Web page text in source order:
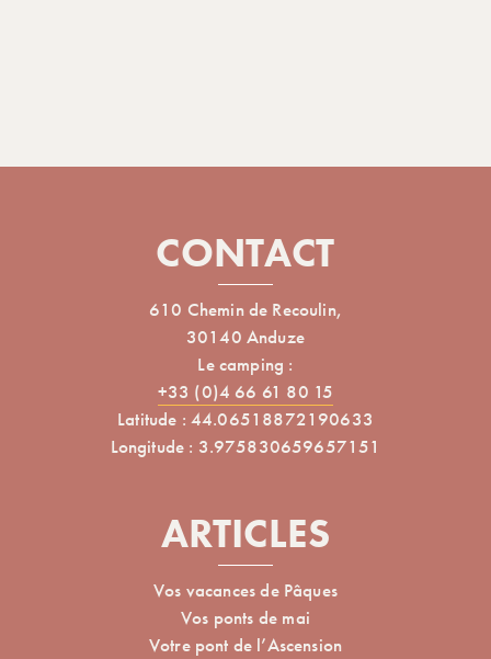
CONTACT
610 Chemin de Recoulin,
30140 Anduze
Le camping :
+33 (0)4 66 61 80 15
Latitude : 44.06518872190633
Longitude : 3.975830659657151
ARTICLES
Vos vacances de Pâques
Vos ponts de mai
Votre pont de l’Ascension